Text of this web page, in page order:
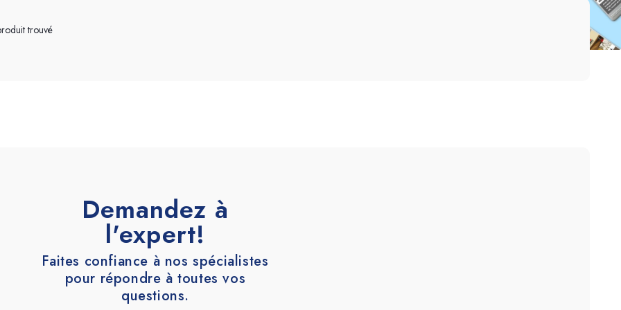
Accessoires
et ciment
trouvé
Demandez à
l'expert!
Faites confiance à nos spécialistes
pour répondre à toutes vos
questions.